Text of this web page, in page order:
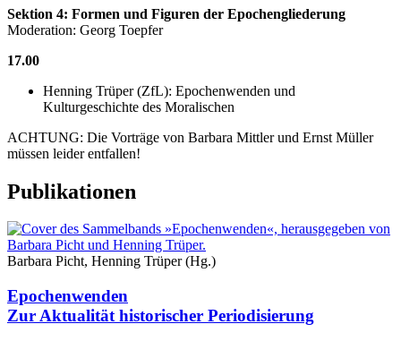
Sektion 4: Formen und Figuren der Epochengliederung
Moderation: Georg Toepfer
17.00
Henning Trüper (ZfL): Epochenwenden und
Kulturgeschichte des Moralischen
ACHTUNG: Die Vorträge von Barbara Mittler und Ernst Müller
müssen leider entfallen!
Publikationen
Barbara Picht, Henning Trüper (Hg.)
Epochenwenden
Zur Aktualität historischer Periodisierung